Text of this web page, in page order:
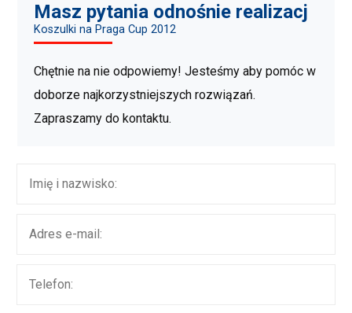
Masz pytania odnośnie realizacj
Koszulki na Praga Cup 2012
Chętnie na nie odpowiemy! Jesteśmy aby pomóc w
doborze najkorzystniejszych rozwiązań.
Zapraszamy do kontaktu.